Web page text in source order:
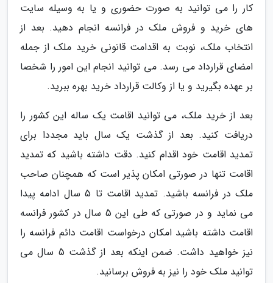
کار را می توانید به صورت حضوری و یا به وسیله سایت
های خرید و فروش ملک در فرانسه انجام دهید. بعد از
انتخاب ملک، نوبت به اقدامت قانونی خرید ملک از جمله
امضای قرارداد می رسد. می توانید انجام این امور را شخصا
بر عهده بگیرید و یا از وکالت قرارداد خرید بهره ببرید.
بعد از خرید ملک، می توانید اقامت یک ساله این کشور را
دریافت کنید. بعد از گذشت یک سال باید مجددا برای
تمدید اقامت خود اقدام کنید. دقت داشته باشید که تمدید
اقامت تنها در صورتی امکان پذیر است که همچنان صاحب
ملک در فرانسه باشید. تمدید اقامت تا 5 سال ادامه پیدا
می نماید و در صورتی که طی این 5 سال در کشور فرانسه
اقامت داشته باشید امکان درخواست اقامت دائم فرانسه را
نیز خواهید داشت. ضمن اینکه بعد از گذشت 5 سال می
توانید ملک خود را نیز به فروش برسانید.